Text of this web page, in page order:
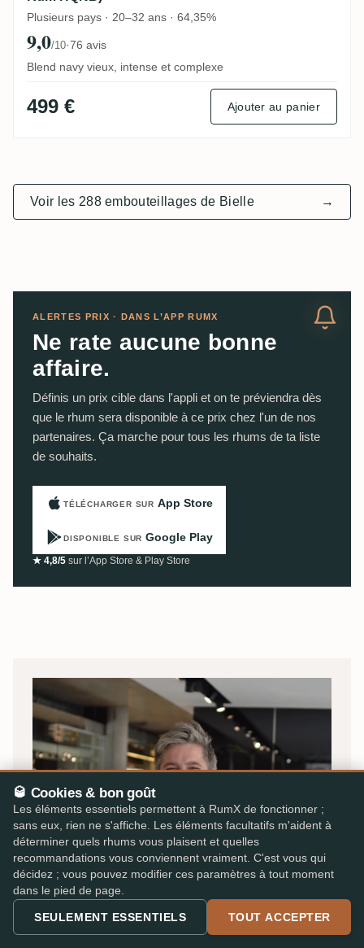
Plusieurs pays · 20–32 ans · 64,35%
9,0/10·76 avis
Blend navy vieux, intense et complexe
499 € Ajouter au panier
Voir les 288 embouteillages de Bielle →
ALERTES PRIX · DANS L’APP RUMX
Ne rate aucune bonne
affaire.
Définis un prix cible dans l'appli et on te préviendra dès
que le rhum sera disponible à ce prix chez l'un de nos
partenaires. Ça marche pour tous les rhums de ta liste
de souhaits.
TÉLÉCHARGER SUR App Store
DISPONIBLE SUR Google Play
★ 4,8/5 sur l’App Store & Play Store
OLIVER · FONDATEUR
🥃 Cookies & bon goût
Les éléments essentiels permettent à RumX de fonctionner ;
sans eux, rien ne s'affiche. Les éléments facultatifs m'aident à
déterminer quels rhums vous plaisent et quelles
recommandations vous conviennent vraiment. C'est vous qui
décidez ; vous pouvez modifier ces paramètres à tout moment
dans le pied de page.
SEULEMENT ESSENTIELS TOUT ACCEPTER